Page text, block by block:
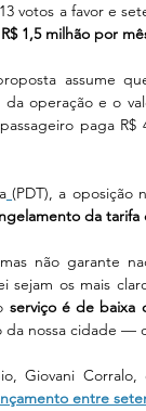
votos a favor e
R$ 1,5 milhão por
assume
operação e o
paga
(PDT), a oposição
da
não garante
os mais
serviço é de baixa
da nossa cidade —
Giovani
entre